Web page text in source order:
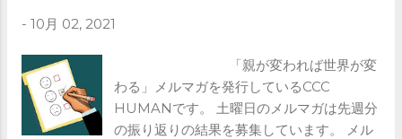
- 10月 02, 2021
「親が変われば世界が変
わる」メルマガを発行しているCCC
HUMANです。 土曜日のメルマガは先週分
の振り返りの結果を募集しています。 メル